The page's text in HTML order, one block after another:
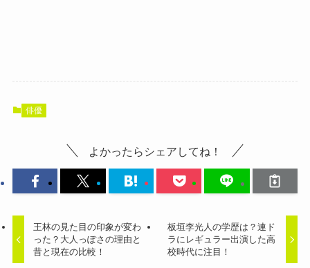
俳優
よかったらシェアしてね！
王林の見た目の印象が変わ
った？大人っぽさの理由と
昔と現在の比較！
板垣李光人の学歴は？連ド
ラにレギュラー出演した高
校時代に注目！